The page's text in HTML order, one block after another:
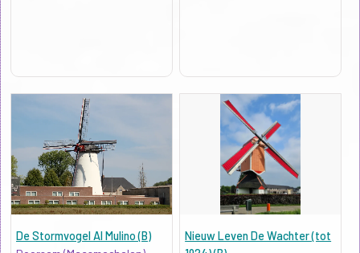
De Stormvogel Al Mulino (B)
Nieuw Leven De Wachter (tot